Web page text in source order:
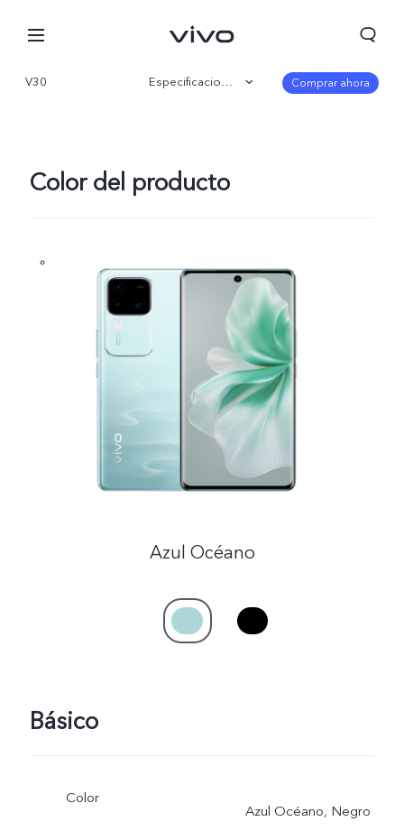
México | Seleccione país/región
V30 Especificaciones Comprar ahora
Color del producto
Azul Océano
Básico
Color
Azul Océano, Negro